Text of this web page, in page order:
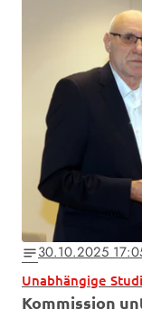
notes30.10.2025
Unabhängige
Kommission